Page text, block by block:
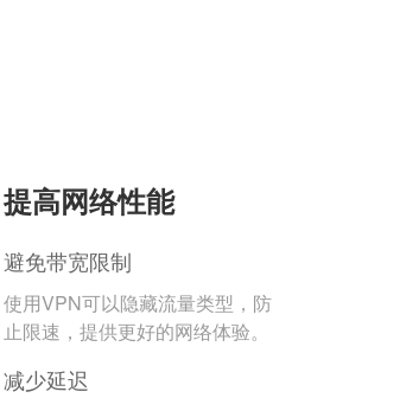
提高网络性能
避免带宽限制
使用VPN可以隐藏流量类型，防
止限速，提供更好的网络体验。
减少延迟